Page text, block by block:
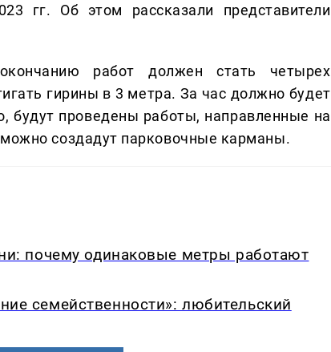
гг. Об этом рассказали представители
работ должен стать четырех
гирины в 3 метра. За час должно будет
будут проведены работы, направленные на
создадут парковочные карманы.
почему одинаковые метры работают
семейственности»: любительский